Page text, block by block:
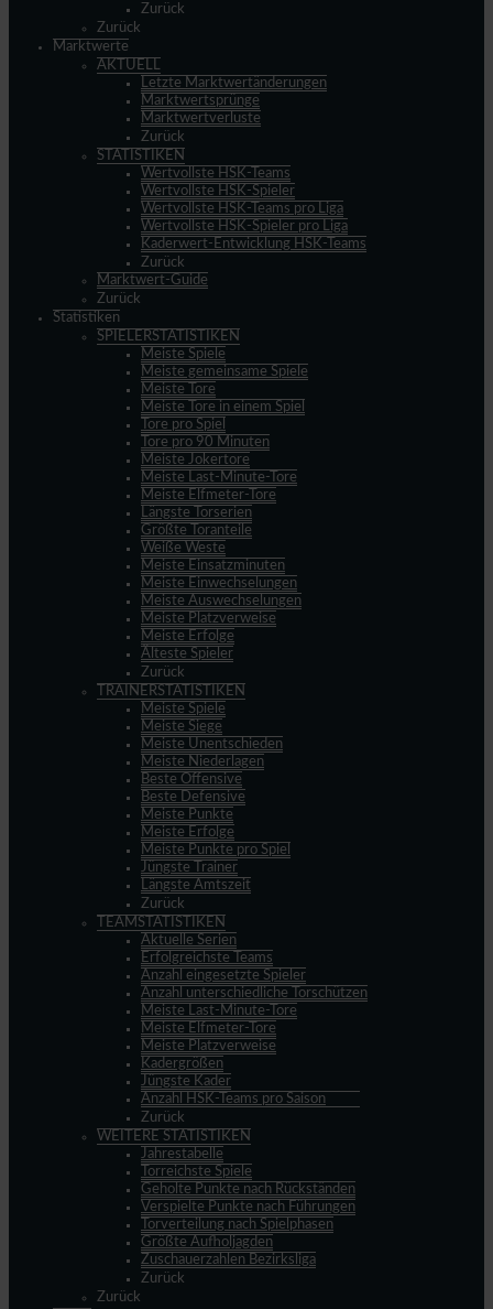
Zurück
Zurück
Marktwerte
AKTUELL
Letzte Marktwertänderungen
Marktwertsprünge
Marktwertverluste
Zurück
STATISTIKEN
Wertvollste HSK-Teams
Wertvollste HSK-Spieler
Wertvollste HSK-Teams pro Liga
Wertvollste HSK-Spieler pro Liga
Kaderwert-Entwicklung HSK-Teams
Zurück
Marktwert-Guide
Zurück
Statistiken
SPIELERSTATISTIKEN
Meiste Spiele
Meiste gemeinsame Spiele
Meiste Tore
Meiste Tore in einem Spiel
Tore pro Spiel
Tore pro 90 Minuten
Meiste Jokertore
Meiste Last-Minute-Tore
Meiste Elfmeter-Tore
Längste Torserien
Größte Toranteile
Weiße Weste
Meiste Einsatzminuten
Meiste Einwechselungen
Meiste Auswechselungen
Meiste Platzverweise
Meiste Erfolge
Älteste Spieler
Zurück
TRAINERSTATISTIKEN
Meiste Spiele
Meiste Siege
Meiste Unentschieden
Meiste Niederlagen
Beste Offensive
Beste Defensive
Meiste Punkte
Meiste Erfolge
Meiste Punkte pro Spiel
Jüngste Trainer
Längste Amtszeit
Zurück
TEAMSTATISTIKEN
Aktuelle Serien
Erfolgreichste Teams
Anzahl eingesetzte Spieler
Anzahl unterschiedliche Torschützen
Meiste Last-Minute-Tore
Meiste Elfmeter-Tore
Meiste Platzverweise
Kadergrößen
Jüngste Kader
Anzahl HSK-Teams pro Saison
Zurück
WEITERE STATISTIKEN
Jahrestabelle
Torreichste Spiele
Geholte Punkte nach Rückständen
Verspielte Punkte nach Führungen
Torverteilung nach Spielphasen
Größte Aufholjagden
Zuschauerzahlen Bezirksliga
Zurück
Zurück